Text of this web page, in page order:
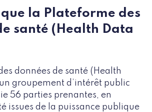
la Plateforme des
santé (Health Data
données de santé (Health
groupement d’intérêt public
56 parties prenantes, en
issues de la puissance publique